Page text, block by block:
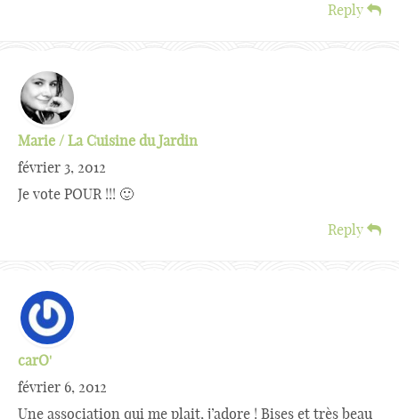
Reply
Marie / La Cuisine du Jardin
février 3, 2012
Je vote POUR !!! 🙂
Reply
carO'
février 6, 2012
Une association qui me plait, j’adore ! Bises et très beau